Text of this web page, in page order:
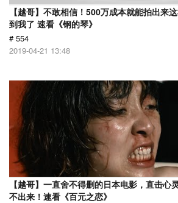
【越哥】不敢相信！500万成本就能拍出来
到我了 速看《钢的琴》
# 554
2019-04-21 13:48
【越哥】一直舍不得删的日本电影，直击心
不出来！速看《百元之恋》